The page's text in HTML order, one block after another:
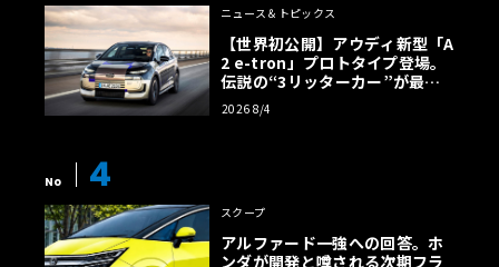
ニュース＆トピックス
【世界初公開】アウディ新型「A
2 e-tron」プロトタイプ登場。
伝説の“3リッターカー”が最高
効率エントリーBEVとして復活
【画像38枚】
2026 8/4
No 4
スクープ
アルファード一強への回答。ホ
ンダが開発と噂される次期フラ